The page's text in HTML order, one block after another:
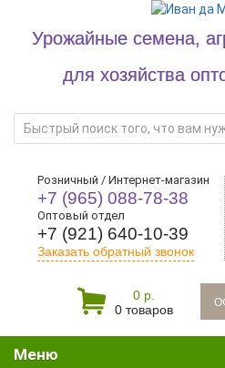
Урожайные семена,
для хозяйства
Розничный / Интернет-магазин
+7 (965) 088-78-38
Оптовый отдел
+7 (921) 640-10-39
Заказать обратный звонок
0 р.
0 товаров
Меню